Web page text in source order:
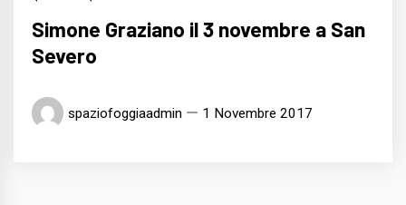
Simone Graziano il 3 novembre a San
Severo
spaziofoggiaadmin 1 Novembre 2017